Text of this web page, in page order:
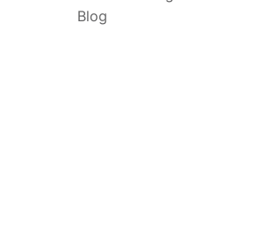
Blog